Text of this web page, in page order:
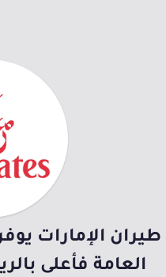
طيران الإمارات
العامة فأعلى